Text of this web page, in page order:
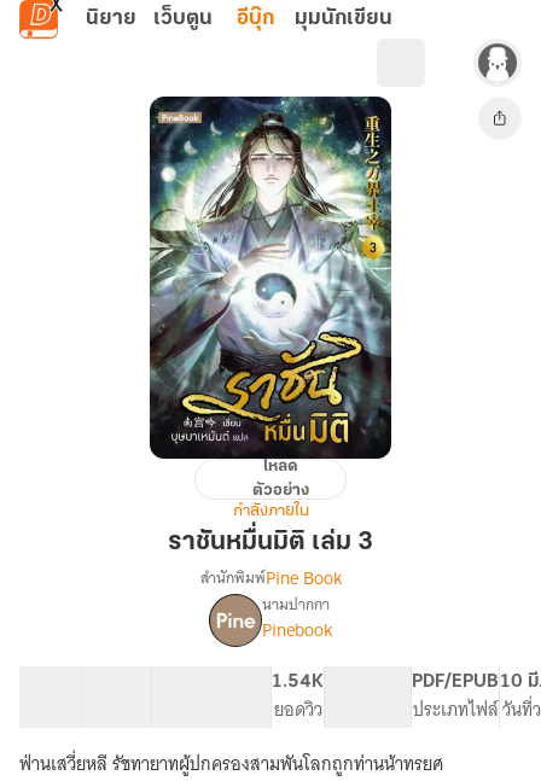
ข้ามไปยังเนื้อหาหลัก
นิยาย เว็บตูน อีบุ๊ก มุมนักเขียน
ราชัน
มิติ
โหลด
ตัวอย่าง
กำลังภายใน
ราชันหมื่นมิติ เล่ม 3
เรื่อง
ราชัน
หมื่น
มิติ
[นิยาย
แปล]
สำนักพิมพ์Pine Book
นามปากกา
Pinebook
1.54K
ยอดวิว
PDF/EPUB
ประเภทไฟล์
10
วันที่
ฟ่านเสวี่ยหลี รัชทายาทผู้ปกครองสามพันโลกถูกท่านน้าทรยศ